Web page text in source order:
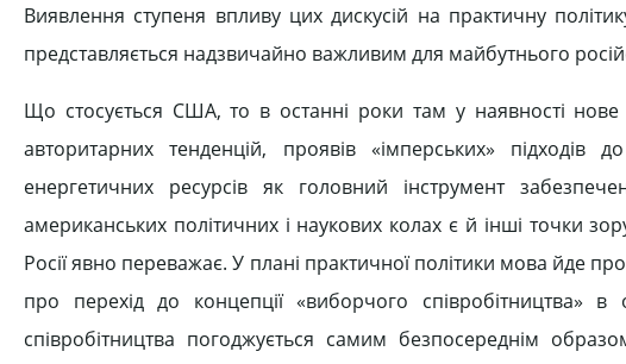
Виявлення ступеня впливу цих дискусій на практичну
представляється надзвичайно важливим для майбутнього
Що стосується США, то в останні роки там у наявності нове
авторитарних тенденцій, проявів «імперських» підходів
енергетичних ресурсів як головний інструмент
американських політичних і наукових колах є й інші точки
Росії явно переважає. У плані практичної політики мова йде
про перехід до концепції «виборчого
співробітництва погоджується самим безпосереднім